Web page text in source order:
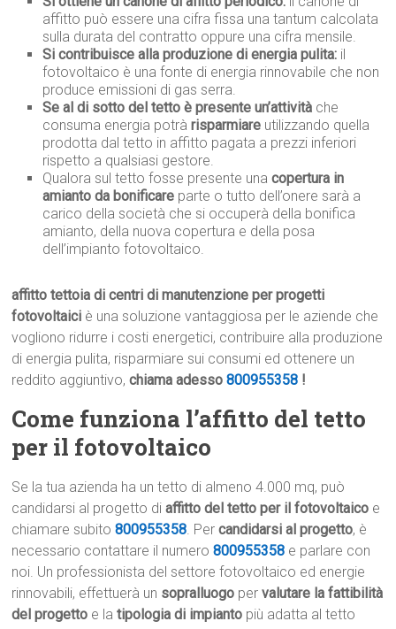
affitto può essere una cifra fissa una tantum calcolata
sulla durata del contratto oppure una cifra mensile.
Si contribuisce alla produzione di energia pulita: il
fotovoltaico è una fonte di energia rinnovabile che non
produce emissioni di gas serra.
Se al di sotto del tetto è presente un’attività che
consuma energia potràrisparmiare utilizzando quella
prodotta dal tetto in affitto pagata a prezzi inferiori
rispetto a qualsiasi gestore.
Qualora sul tetto fosse presente unacopertura in
amianto da bonificare parte o tutto dell’onere sarà a
carico della società che si occuperà della bonifica
amianto, della nuova copertura e della posa
dell’impianto fotovoltaico.
affitto tettoia di centri di manutenzione per progetti
fotovoltaici è una soluzione vantaggiosa per le aziende che
vogliono ridurre i costi energetici, contribuire alla produzione
di energia pulita, risparmiare sui consumi ed ottenere un
reddito aggiuntivo,chiama adesso800955358 !
Come funziona l’affitto del tetto
per il fotovoltaico
Se la tua azienda ha un tetto di almeno 4.000 mq, può
candidarsi al progetto diaffitto del tetto per il fotovoltaico e
chiamare subito800955358. Percandidarsi al progetto, è
necessario contattare il numero800955358 e parlare con
noi. Un professionista del settore fotovoltaico ed energie
rinnovabili, effettuerà un sopralluogo pervalutare la fattibilità
del progetto e latipologia di impianto più adatta al tetto